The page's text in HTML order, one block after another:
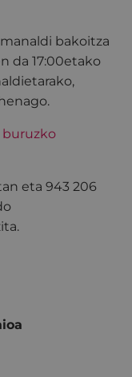
bakoitza
da 17:00etako
eta 943 206